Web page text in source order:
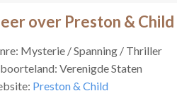
over Preston & Child
Mysterie / Spanning / Thriller
Verenigde Staten
Preston & Child